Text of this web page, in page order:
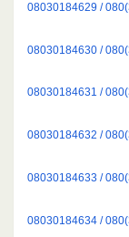
08030184629 /
08030184630 /
08030184631 /
08030184632 /
08030184633 /
08030184634 /